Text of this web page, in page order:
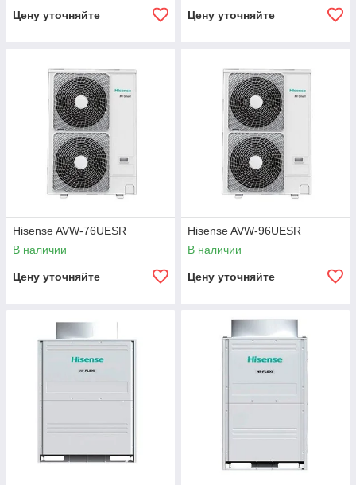
Цену уточняйте Цену уточняйте
Hisense AVW-76UESR
В наличии
Цену уточняйте
Hisense AVW-96UESR
В наличии
Цену уточняйте